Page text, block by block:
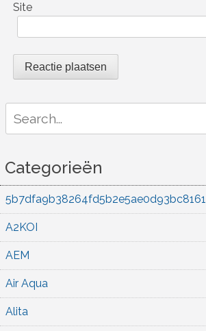
Site
for:
Categorieën
5b7dfa9b38264fd5b2e5ae0d93bc8161
A2KOI
AEM
Air Aqua
Alita